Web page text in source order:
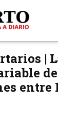
|
entre